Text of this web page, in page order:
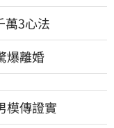
萬3心法
爆離婚
模傳證實